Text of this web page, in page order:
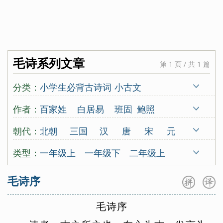
毛诗系列文章 第 1 页 / 共 1 篇
分类： 小学生必背古诗词 小古文
唐诗三百首 宋词三百首
古诗十九首
作者： 百家姓 白居易 班固 鲍照
北朝民歌
蔡伸 曹操 曹丕 曹勋
陈东甫
程垓 陈亮 陈陶 陈与义
陈子昂
戴叔伦
杜甫 杜牧 杜秋娘
朝代： 北朝 三国 汉 唐 宋
元
清 古代 五代
南朝
先秦
秦 东晋 西晋 近代
类型： 一年级上 一年级下
二年级上
六年级上
毛诗序
毛诗序